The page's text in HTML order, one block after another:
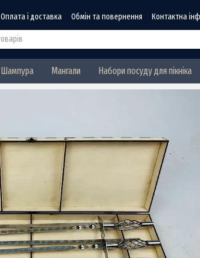
Оплата і доставка Обмін та повернення Контактна
Шампура Мангали Набори посуду для пікніка